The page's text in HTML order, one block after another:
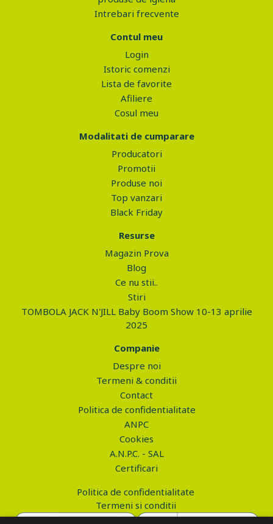
Intrebari frecvente
Contul meu
Login
Istoric comenzi
Lista de favorite
Afiliere
Cosul meu
Modalitati de cumparare
Producatori
Promotii
Produse noi
Top vanzari
Black Friday
Resurse
Magazin Prova
Blog
Ce nu stii..
Stiri
TOMBOLA JACK N'JILL Baby Boom Show 10-13 aprilie
2025
Companie
Despre noi
Termeni & conditii
Contact
Politica de confidentialitate
ANPC
Cookies
A.N.P.C. - SAL
Certificari
Politica de confidentialitate
Termeni si conditii